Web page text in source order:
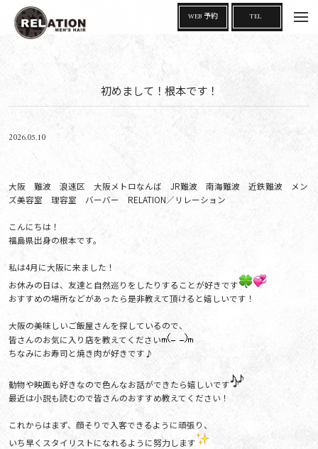
初めまして！根本です！
2026.05.10
大阪 難波 浪速区 大阪メトロなんば JR難波 南海難波 近鉄難波 メン
ズ美容室 理容室 バーバー RELATION／リレーション
こんにちは！
福島県出身の根本です。
私は4月に大阪に来ました！
お休みの日は、友達と自然巡りをしたりすることが好きです
おすすめの場所などがあったら是非教えて頂けると嬉しいです！
大阪の美味しいご飯屋さんを探しているので、
皆さんのお気に入り店を教えてください
ちなみにお寿司と焼き肉が好きです♪
動物や映画も好きなので色んなお話ができたら嬉しいです
最近は小説も読むので皆さんのおすすめ教えてください！
これからはまず、顔そりで入客できるように頑張り、
いち早くスタイリストになれるように努力します
t
o
g
WEB 予約 TEL